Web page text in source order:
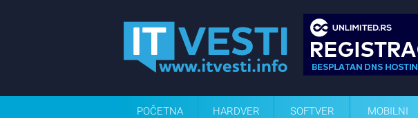
POČETNA HARDVER SOFTVER MOBILNI